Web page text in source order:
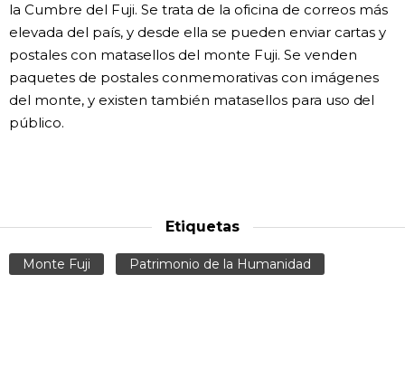
la Cumbre del Fuji. Se trata de la oficina de correos más
elevada del país, y desde ella se pueden enviar cartas y
postales con matasellos del monte Fuji. Se venden
paquetes de postales conmemorativas con imágenes
del monte, y existen también matasellos para uso del
público.
Etiquetas
Monte Fuji Patrimonio de la Humanidad